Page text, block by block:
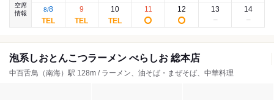
空席
情報
8/8 9 10 11 12 13 14
泡系しおとんこつラーメン べらしお 総本店
中百舌鳥（南海）駅 128m / ラーメン、油そば・まぜそば、中華料理